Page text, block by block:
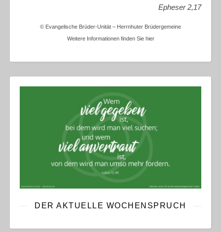
Epheser 2,17
© Evangelische Brüder-Unität – Herrnhuter Brüdergemeine
Weitere Informationen finden Sie hier
DER AKTUELLE WOCHENSPRUCH